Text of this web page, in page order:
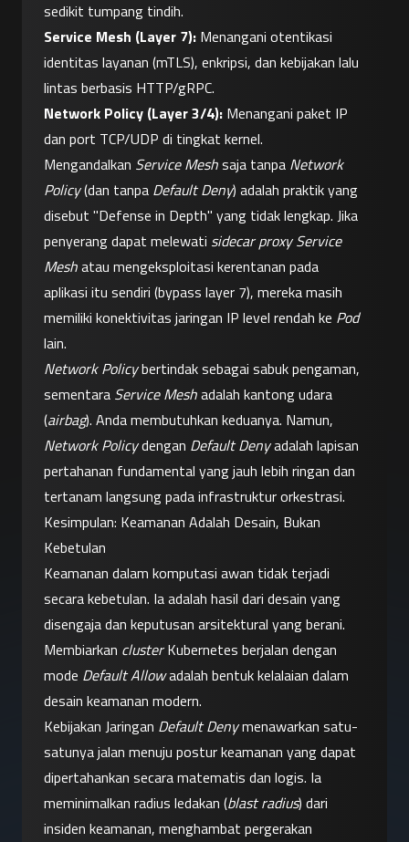
sedikit tumpang tindih.
Service Mesh (Layer 7): Menangani otentikasi
identitas layanan (mTLS), enkripsi, dan kebijakan lalu
lintas berbasis HTTP/gRPC.
Network Policy (Layer 3/4): Menangani paket IP
dan port TCP/UDP di tingkat kernel.
Mengandalkan Service Mesh saja tanpa Network
Policy (dan tanpa Default Deny) adalah praktik yang
disebut "Defense in Depth" yang tidak lengkap. Jika
penyerang dapat melewati sidecar proxy Service
Mesh atau mengeksploitasi kerentanan pada
aplikasi itu sendiri (bypass layer 7), mereka masih
memiliki konektivitas jaringan IP level rendah ke Pod
lain.
Network Policy bertindak sebagai sabuk pengaman,
sementara Service Mesh adalah kantong udara
(airbag
Network Policy dengan Default Deny adalah lapisan
pertahanan fundamental yang jauh lebih ringan dan
tertanam langsung pada infrastruktur orkestrasi.
Kesimpulan: Keamanan Adalah Desain, Bukan
Kebetulan
Keamanan dalam komputasi awan tidak terjadi
secara kebetulan. Ia adalah hasil dari desain yang
disengaja dan keputusan arsitektural yang berani.
Membiarkan cluster Kubernetes berjalan dengan
mode Default Allow adalah bentuk kelalaian dalam
desain keamanan modern.
Kebijakan Jaringan Default Deny menawarkan satu-
satunya jalan menuju postur keamanan yang dapat
dipertahankan secara matematis dan logis. Ia
meminimalkan radius ledakan (blast radius) dari
insiden keamanan, menghambat pergerakan